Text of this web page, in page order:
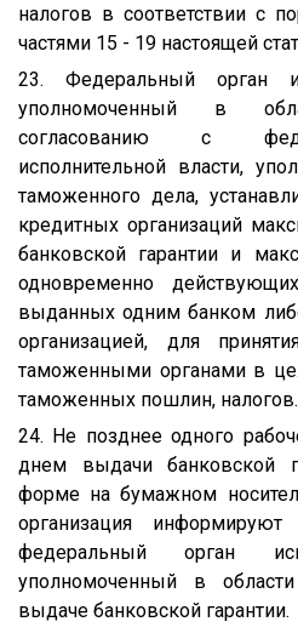
налогов в соответствии с
частями 15 - 19 настоящей
23. Федеральный орган
уполномоченный в
согласованию с
исполнительной власти,
таможенного дела,
кредитных организаций
банковской гарантии и
одновременно
выданных одним банком
организацией, для
таможенными органами в
таможенных пошлин, налогов.
24. Не позднее одного
днем выдачи банковской
форме на бумажном
организация
федеральный орган
уполномоченный в
выдаче банковской гарантии.